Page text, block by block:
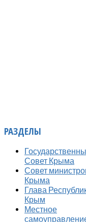
РАЗДЕЛЫ
Совет Крыма
Совет
Крыма
Глава
Крым
Местное